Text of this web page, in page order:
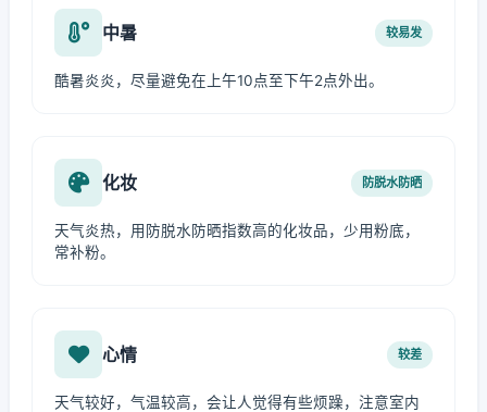
中暑 较易发
酷暑炎炎，尽量避免在上午10点至下午2点外出。
化妆 防脱水防晒
天气炎热，用防脱水防晒指数高的化妆品，少用粉底，
常补粉。
心情 较差
天气较好，气温较高，会让人觉得有些烦躁，注意室内